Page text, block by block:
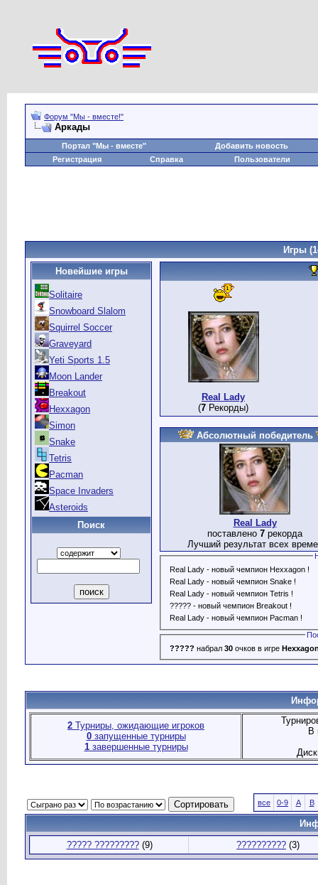
Форум "Мы - вместе!"
Аркады
Портал "Мы - вместе"
Добавить новость
Регистрация
Справка Пользователи
Игры
Новейшие игры
Solitaire
Snowboard Slalom
Squirrel Soccer
Graveyard
Yeti Sports 1.5
Moon Lander
Breakout
Hexxagon
Simon
Snake
Tetris
Pacman
Space Invaders
Asteroids
Поиск
Real Lady
(7 Рекорды)
Абсолютный победитель
Real Lady
поставлено 7 рекорда
Лучший результат всех
Real Lady - новый чемпион Hexxagon !
Real Lady - новый чемпион Snake !
Real Lady - новый чемпион Tetris !
????? - новый чемпион Breakout !
Real Lady - новый чемпион Pacman !
????? набрал 30очков в игре
2 Турниры, ожидающие игроков
0запущенные турниры
1завершенные турниры
В
все 0-9 A B
????? ?????????(9) ?????????? (3)